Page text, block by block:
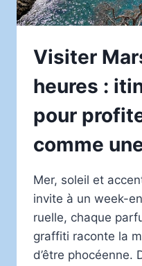
Visiter
heures :
pour
comme
Mer, soleil et
invite à un week-
ruelle, chaque
graffiti raconte la
d’être phocéenne.